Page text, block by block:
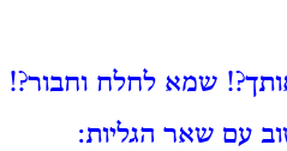
שמא לחלח וחבור?!
עם שאר הגליות: